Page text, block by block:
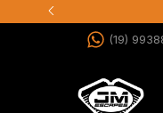
(19)